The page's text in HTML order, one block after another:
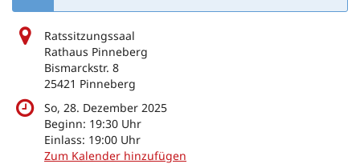
Ratssitzungssaal
Rathaus Pinneberg
Bismarckstr. 8
25421 Pinneberg
So, 28. Dezember 2025
Beginn: 19:30 Uhr
Einlass: 19:00 Uhr
Zum Kalender hinzufügen